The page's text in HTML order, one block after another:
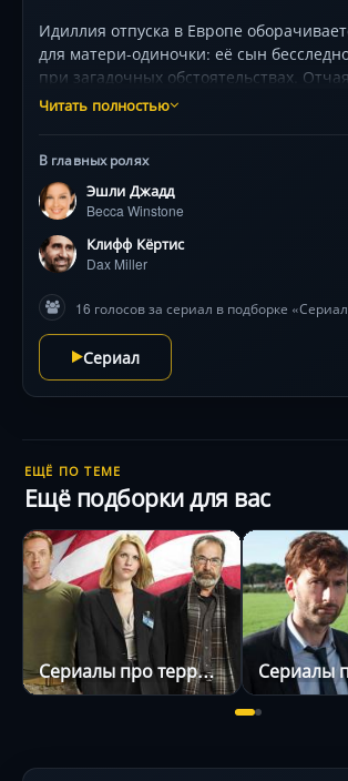
Идиллия отпуска в Европе
для матери-одиночки: её сын
при загадочных обстоятельствах.
добиться правды от официальных
главным оружием в поисках. Эшли
роли женщины, чья материнская
криминальные схемы международного
Головокружительные погони по узким
Италии, ледяные расчёты под
до финальных титров. 400 символов
Читать полностью
В главных ролях
Эшли Джадд
Becca Winstone
Клифф Кёртис
Dax Miller
16 голосов за сериал в подборке
Сериал
ЕЩЁ ПО ТЕМЕ
Ещё подборки для вас
Сериалы про террористов Сериалы